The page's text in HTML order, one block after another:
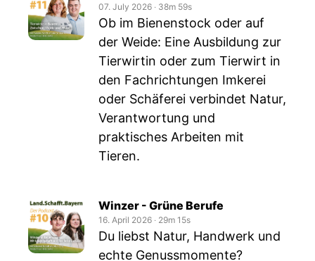
07. July 2026 ‧ 38m 59s
Ob im Bienenstock oder auf
der Weide: Eine Ausbildung zur
Tierwirtin oder zum Tierwirt in
den Fachrichtungen Imkerei
oder Schäferei verbindet Natur,
Verantwortung und
praktisches Arbeiten mit
Tieren.
Winzer - Grüne Berufe
16. April 2026 ‧ 29m 15s
Du liebst Natur, Handwerk und
echte Genussmomente?